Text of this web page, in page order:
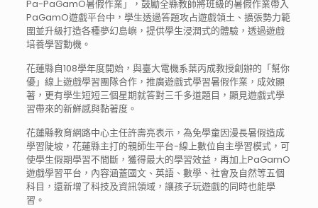
Pa-PaGamO暑假作業」，鼓勵全縣教師將班級的暑假作業帶入
PaGamO遊戲平台中，學生透過答題攻占遊戲領土、擴張勢力範
圍並升級打造各種夢幻島嶼，提供學生浸潤式的體驗，透過遊戲
培養學習動機。
花蓮縣自108學年度開始，與臺大電機系葉丙成教授創辦的「幫你
優」線上遊戲學習團隊合作，推廣遊戲式學習暑假作業，成效顯
著，更有學生短短三個星期就答對三千多道題目，顯見遊戲式學
習帶來的新鮮感與黏著度。
花蓮縣教育網路中心主任許壽亮表示，為免學童因漫長暑假造成
學習陡坡，花蓮縣主打的親師生平台-線上數位自主學習模式，可
使學生假期學習不間斷，獲得最大的學習效益，再加上PaGamO
遊戲學習平台，內容涵蓋國文、英語、數學、社會及自然等五個
科目，還新增了科技及資訊領域，讓孩子玩遊戲的同時也能學
習。